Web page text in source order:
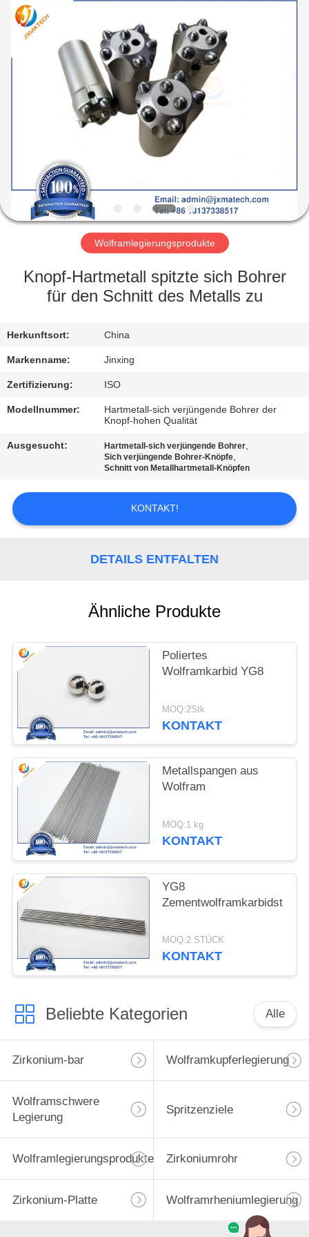
PRODUKTE
ÜBER
UNS
FABRIK-
AUSFLUG
TRETEN
MIT
UNS
IN
VERBINDUNG
NACHRICHTEN
FÄLLE
SITEMAP
PRIVACY
POLICY
Rights
Reserved.
Developed
Wolframlegierungsprodukte
Knopf-Hartmetall spitzte sich Bohrer
für den Schnitt des Metalls zu
Herkunftsort: China
Markenname: Jinxing
Zertifizierung: ISO
Modellnummer:
Hartmetall-sich verjüngende Bohrer der
Knopf-hohen Qualität
Ausgesucht: Hartmetall-sich verjüngende Bohrer,
Sich verjüngende Bohrer-Knöpfe,
Schnitt von Metallhartmetall-Knöpfen
KONTAKT!
DETAILS ENTFALTEN
Ähnliche Produkte
Poliertes
Wolframkarbid YG8
MOQ:2Stk
KONTAKT
Metallspangen aus
Wolfram
MOQ:1 kg
KONTAKT
YG8
Zementwolframkarbidstange
MOQ:2 STÜCK
KONTAKT
Beliebte Kategorien Alle
Zirkonium-bar Wolframkupferlegierung
Wolframschwere
Legierung
Spritzenziele
Wolframlegierungsprodukte Zirkoniumrohr
Zirkonium-Platte Wolframrheniumlegierung